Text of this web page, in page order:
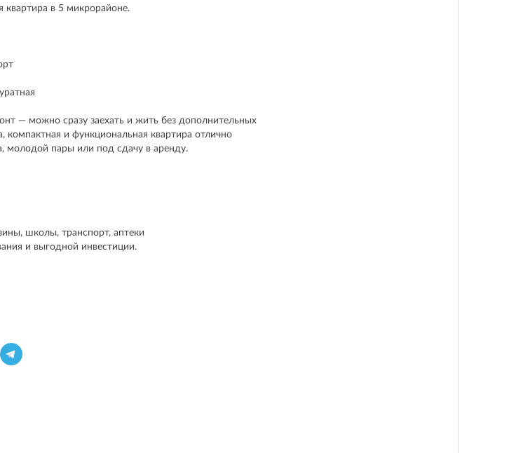
квартира в 5 микрорайоне.
— можно сразу заехать и жить без дополнительных
компактная и функциональная квартира отлично
молодой пары или под сдачу в аренду.
школы, транспорт, аптеки
и выгодной инвестиции.